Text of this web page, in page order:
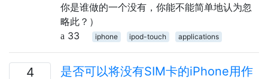
你是谁做的一个没有，你能不能简单地认为忽
略此？）
33
iphone ipod-touch applications
4
是否可以将没有SIM卡的iPhone用作